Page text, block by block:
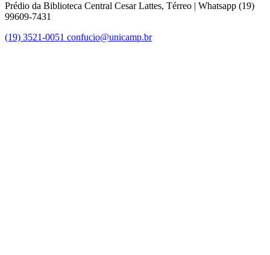
Prédio da Biblioteca Central Cesar Lattes, Térreo | Whatsapp (19)
99609-7431
(19) 3521-0051 confucio@unicamp.br